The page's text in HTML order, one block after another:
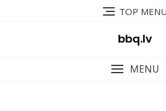
TOP MENU
bbq.lv
MENU